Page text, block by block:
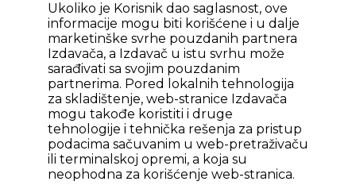
Ukoliko je Korisnik dao saglasnost, ove
informacije mogu biti korišćene i u dalje
marketinške svrhe pouzdanih partnera
Izdavača, a Izdavač u istu svrhu može
sarađivati sa svojim pouzdanim
partnerima. Pored lokalnih tehnologija
za skladištenje, web-stranice Izdavača
mogu takođe koristiti i druge
tehnologije i tehnička rešenja za pristup
podacima sačuvanim u web-pretraživaču
ili terminalskoj opremi, a koja su
neophodna za korišćenje web-stranica.